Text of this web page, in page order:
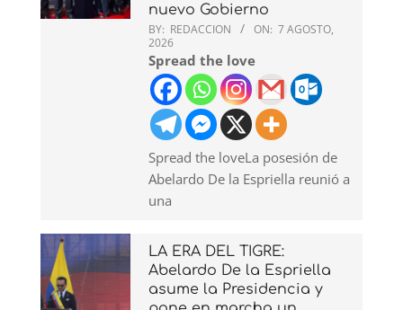
nuevo Gobierno
BY: REDACCION ON: 7 AGOSTO,
2026
Spread the love
Spread the loveLa posesión de
Abelardo De la Espriella reunió a
una
LA ERA DEL TIGRE:
Abelardo De la Espriella
asume la Presidencia y